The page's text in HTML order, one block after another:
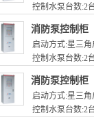
控制水泵台数:2
消防泵控制柜
启动方式:星三角
控制水泵台数:2
消防泵控制柜
启动方式:星三角
控制水泵台数:2